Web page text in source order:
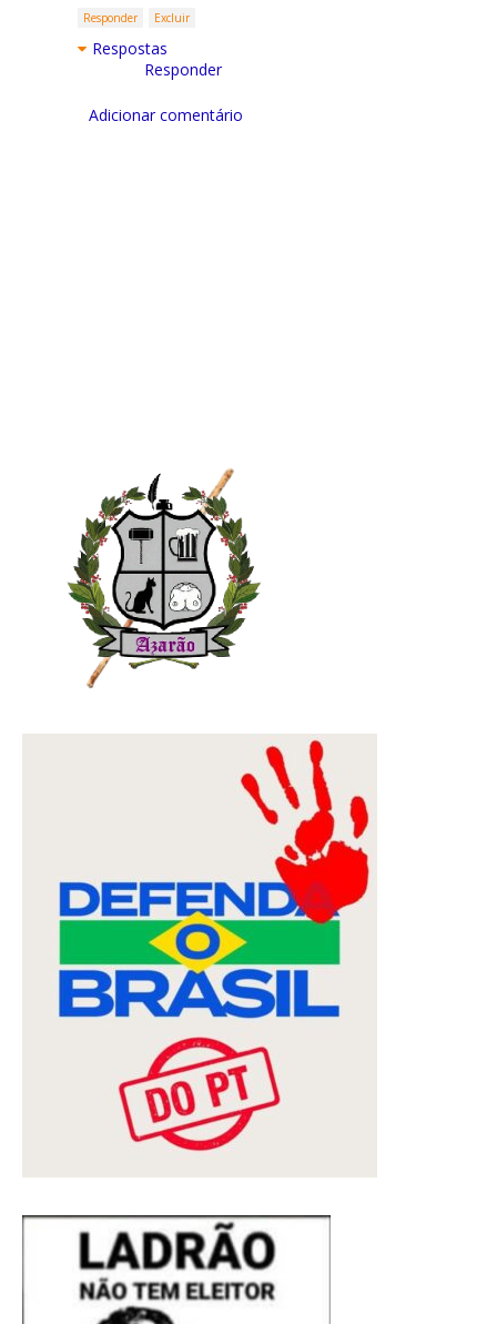
Responder Excluir
Respostas
Responder
Adicionar comentário